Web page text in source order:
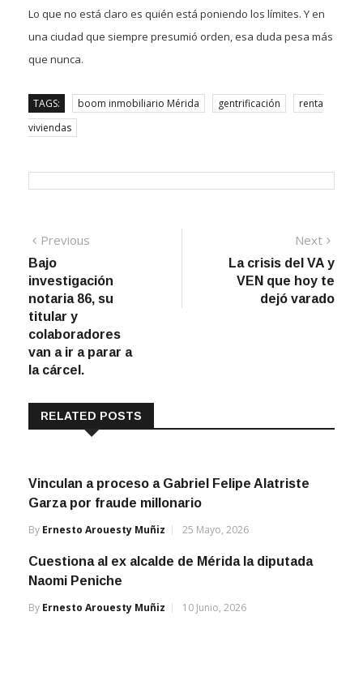
Lo que no está claro es quién está poniendo los límites. Y en
una ciudad que siempre presumió orden, esa duda pesa más
que nunca.
TAGS: boom inmobiliario Mérida gentrificación
renta
viviendas
Navegación
de
entradas
Previous
Bajo
investigación
notaria 86, su
titular y
colaboradores
van a ir a parar a
la cárcel.
Next
post:
La crisis del VA y
VEN que hoy te
dejó varado
RELATED POSTS
Vinculan a proceso a Gabriel Felipe Alatriste
Garza por fraude millonario
By Ernesto Arouesty Muñiz 25 Mayo, 2026
Cuestiona al ex alcalde de Mérida la diputada
Naomi Peniche
By Ernesto Arouesty Muñiz 10 Junio, 2026